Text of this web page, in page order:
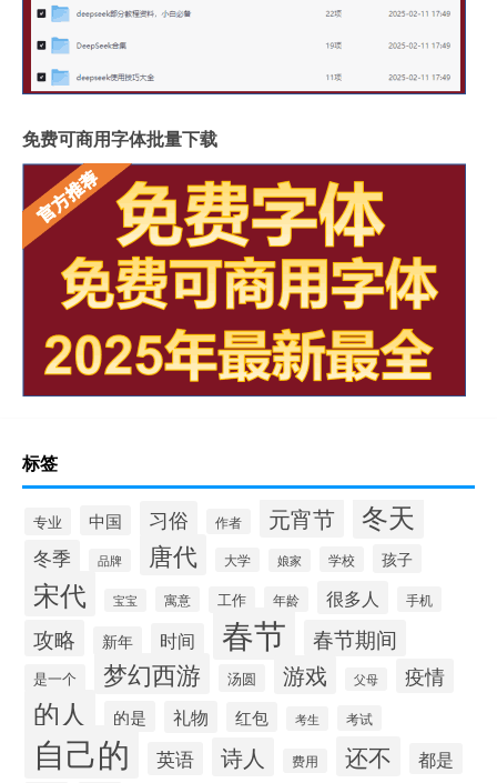
免费可商用字体批量下载
标签
专业 中国 习俗 作者 元宵节 冬天
冬季 品牌 唐代 大学 娘家 学校 孩子
宋代 宝宝 寓意 工作 年龄 很多人 手机
攻略 新年 时间 春节 春节期间
是一个 梦幻西游 汤圆 游戏 父母 疫情
的人 的是 礼物 红包 考生 考试
自己的 英语 诗人 费用 还不 都是